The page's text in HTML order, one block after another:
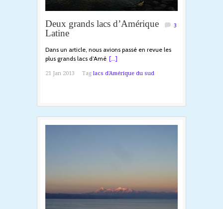
Deux grands lacs d’Amérique
Latine
3
Dans un article, nous avions passé en revue les
plus grands lacs d’Amé [...]
21 Jan 2013 Tag lacs d'Amérique du sud